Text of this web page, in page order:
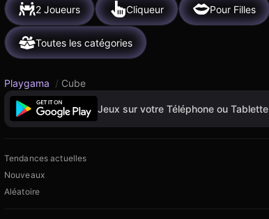
2 Joueurs Cliqueur Pour Filles
Toutes les catégories
Playgama / Cube
Jeux sur votre Téléphone ou Tablette
Tendances actuelles
Nouveaux
Aléatoire